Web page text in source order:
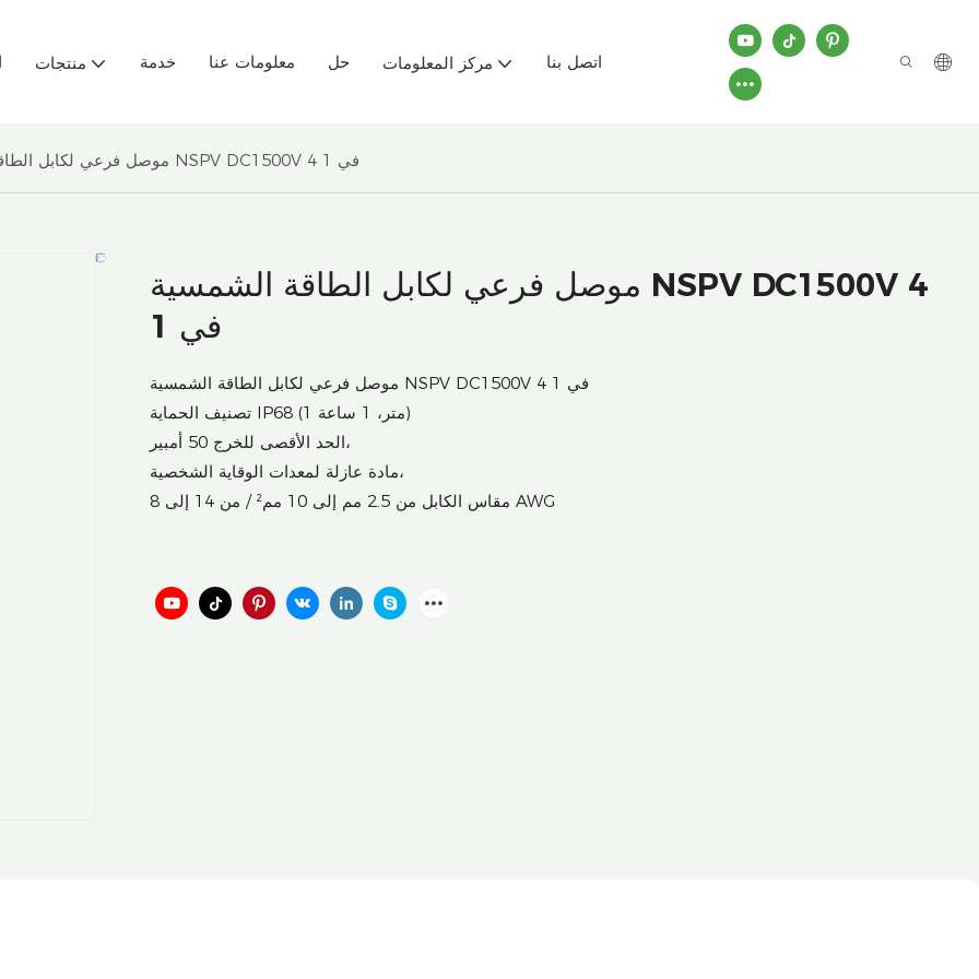
منتجات خدمة معلومات عنا حل مركز المعلومات اتصل بنا
موصل فرعي لكابل الطاقة الشمسية NSPV DC1500V 4 في 1
موصل فرعي لكابل الطاقة الشمسية NSPV DC1500V 4
في 1
موصل فرعي لكابل الطاقة الشمسية NSPV DC1500V 4 في 1
تصنيف الحماية IP68 (1 متر، 1 ساعة)
الحد الأقصى للخرج 50 أمبير،
مادة عازلة لمعدات الوقاية الشخصية،
مقاس الكابل من 2.5 مم إلى 10 مم² / من 14 إلى 8 AWG